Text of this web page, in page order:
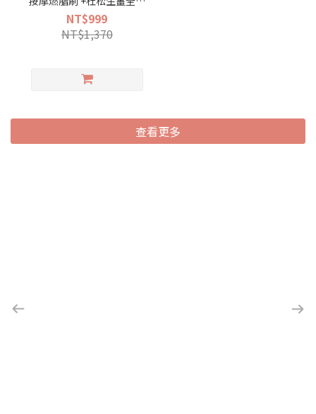
代謝按摩油50ml 】體刷腹
部、頭部按摩、循環代謝
NT$999
NT$1,370
查看更多